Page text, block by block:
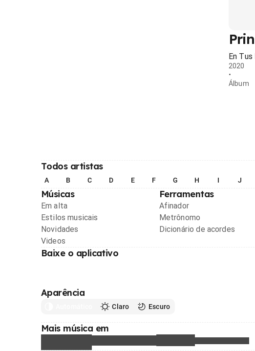
En Tus
2020
•
Álbum
Todos artistas
A B C D E F G H I J
Músicas
Em alta
Estilos musicais
Novidades
Videos
Ferramentas
Afinador
Metrônomo
Dicionário de acordes
Baixe o aplicativo
Aparência
Claro Escuro
Mais música em